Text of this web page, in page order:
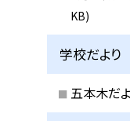
KB)
学校だより
五本木だ